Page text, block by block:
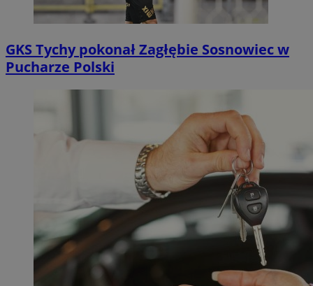
GKS Tychy pokonał Zagłębie Sosnowiec w
Pucharze Polski